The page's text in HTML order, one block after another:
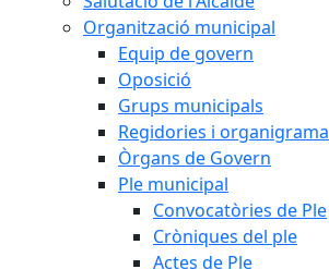
Organització municipal
Equip de govern
Oposició
Grups municipals
Regidories i organigrama
Òrgans de Govern
Ple municipal
Convocatòries de Ple
Cròniques del ple
Actes de Ple